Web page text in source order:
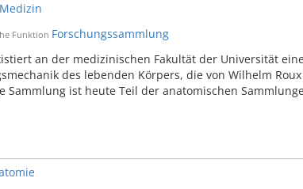
Medizin
Funktion Forschungssammlung
an der medizinischen Fakultät der Universität
des lebenden Körpers, die von Wilhelm
Sammlung ist heute Teil der anatomischen